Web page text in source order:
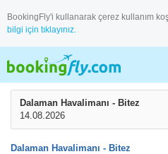
BookingFly'i kullanarak çerez kullanım
bilgi için tıklayınız.
Dalaman Havalimanı - Bitez
14.08.2026
Dalaman Havalimanı - Bitez